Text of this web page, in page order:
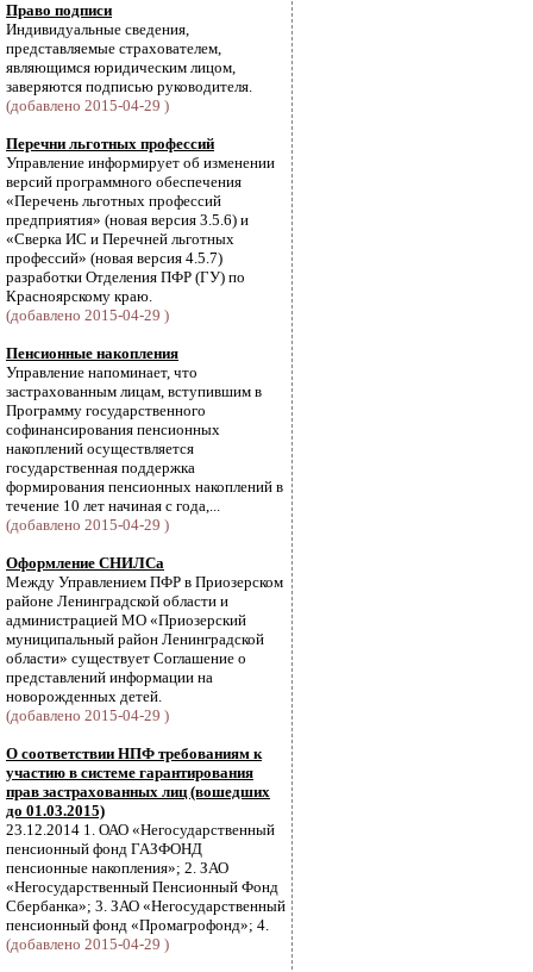
Право подписи
Индивидуальные сведения,
представляемые страхователем,
являющимся юридическим лицом,
заверяются подписью руководителя.
(добавлено 2015-04-29 )
Перечни льготных профессий
Управление информирует об изменении
версий программного обеспечения
«Перечень льготных профессий
предприятия» (новая версия 3.5.6) и
«Сверка ИС и Перечней льготных
профессий» (новая версия 4.5.7)
разработки Отделения ПФР (ГУ) по
Красноярскому краю.
(добавлено 2015-04-29 )
Пенсионные накопления
Управление напоминает, что
застрахованным лицам, вступившим в
Программу государственного
софинансирования пенсионных
накоплений осуществляется
государственная поддержка
формирования пенсионных накоплений в
течение 10 лет начиная с года,...
(добавлено 2015-04-29 )
Оформление СНИЛСа
Между Управлением ПФР в Приозерском
районе Ленинградской области и
администрацией МО «Приозерский
муниципальный район Ленинградской
области» существует Соглашение о
представлений информации на
новорожденных детей.
(добавлено 2015-04-29 )
О соответствии НПФ требованиям к
участию в системе гарантирования
прав застрахованных лиц (вошедших
до 01.03.2015)
23.12.2014 1. ОАО «Негосударственный
пенсионный фонд ГАЗФОНД
пенсионные накопления»; 2. ЗАО
«Негосударственный Пенсионный Фонд
Сбербанка»; 3. ЗАО «Негосударственный
пенсионный фонд «Промагрофонд»; 4.
(добавлено 2015-04-29 )